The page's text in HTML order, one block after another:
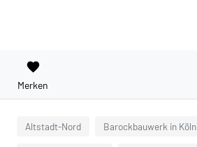
favorite
Merken
Altstadt-Nord Barockbauwerk in Köln